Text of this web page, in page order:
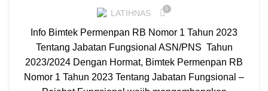
LATIHNAS 0
Info Bimtek Permenpan RB Nomor 1 Tahun 2023
Tentang Jabatan Fungsional ASN/PNS Tahun
2023/2024 Dengan Hormat, Bimtek Permenpan RB
Nomor 1 Tahun 2023 Tentang Jabatan Fungsional –